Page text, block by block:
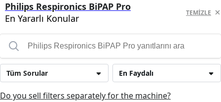
Philips Respironics BiPAP Pro
En Yararlı Konular
TEMIZLE
En Faydalı
Tüm Sorular
Do you sell filters separately for the machine?